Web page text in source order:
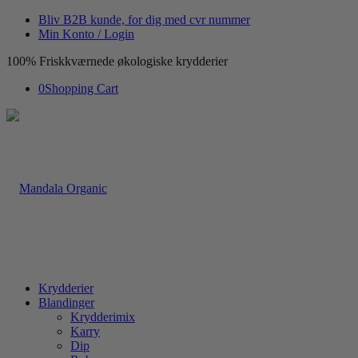
Bliv B2B kunde, for dig med cvr nummer
Min Konto / Login
100% Friskkværnede økologiske krydderier
0Shopping Cart
Krydderier
Blandinger
Krydderimix
Karry
Dip